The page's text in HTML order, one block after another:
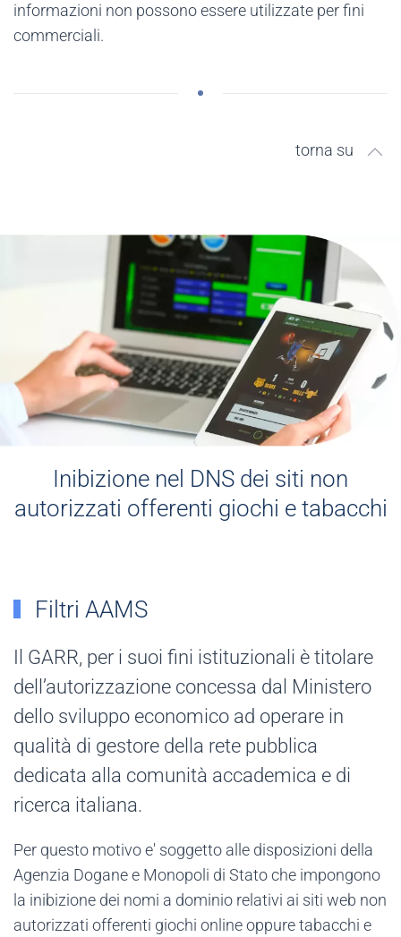
informazioni non possono essere utilizzate per fini
commerciali.
torna su
Inibizione nel DNS dei siti non
autorizzati offerenti giochi e tabacchi
Filtri AAMS
Il GARR, per i suoi fini istituzionali è titolare
dell’autorizzazione concessa dal Ministero
dello sviluppo economico ad operare in
qualità di gestore della rete pubblica
dedicata alla comunità accademica e di
ricerca italiana.
Per questo motivo e' soggetto alle disposizioni della
Agenzia Dogane e Monopoli di Stato che impongono
la inibizione dei nomi a dominio relativi ai siti web non
autorizzati offerenti giochi online oppure tabacchi e